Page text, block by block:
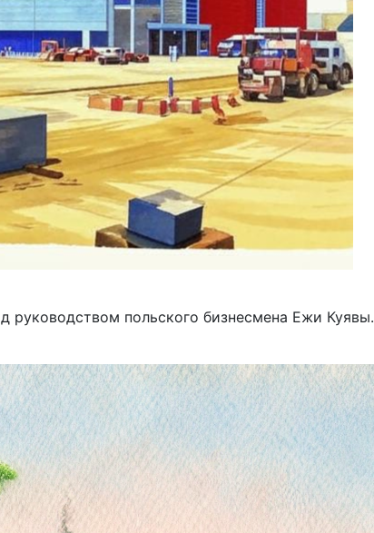
руководством польского бизнесмена Ежи Куявы.